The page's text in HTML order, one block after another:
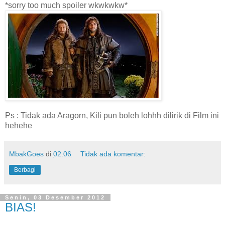
*sorry too much spoiler wkwkwkw*
Ps : Tidak ada Aragorn, Kili pun boleh lohhh dilirik di Film ini
hehehe
MbakGoes di 02.06 Tidak ada komentar:
Berbagi
Senin, 03 Desember 2012
BIAS!